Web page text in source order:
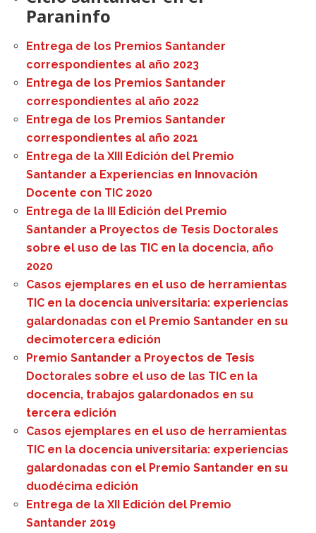
Paraninfo
Entrega de los Premios Santander
correspondientes al año 2023
Entrega de los Premios Santander
correspondientes al año 2022
Entrega de los Premios Santander
correspondientes al año 2021
Entrega de la XIII Edición del Premio
Santander a Experiencias en Innovación
Docente con TIC 2020
Entrega de la III Edición del Premio
Santander a Proyectos de Tesis Doctorales
sobre el uso de las TIC en la docencia, año
2020
Casos ejemplares en el uso de herramientas
TIC en la docencia universitaria: experiencias
galardonadas con el Premio Santander en su
decimotercera edición
Premio Santander a Proyectos de Tesis
Doctorales sobre el uso de las TIC en la
docencia, trabajos galardonados en su
tercera edición
Casos ejemplares en el uso de herramientas
TIC en la docencia universitaria: experiencias
galardonadas con el Premio Santander en su
duodécima edición
Entrega de la XII Edición del Premio
Santander 2019